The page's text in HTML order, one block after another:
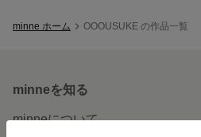
minne ホーム OOOUSUKE の作品一覧
minneを知る
minneについて